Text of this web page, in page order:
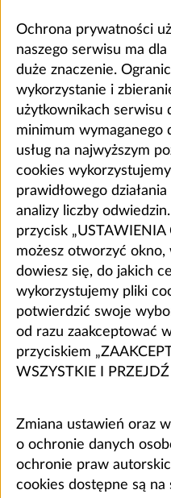
Ochrona prywatności
naszego serwisu ma
duże znaczenie.
wykorzystanie i
użytkownikach serwisu
minimum wymaganego
usług na najwyższym
cookies
prawidłowego
analizy liczby
przycisk „USTAWIENIA
możesz otworzyć okno,
dowiesz się, do jakich
wykorzystujemy pliki
potwierdzić swoje
od razu zaakceptować
przyciskiem
WSZYSTKIE I
Zmiana ustawień oraz
o ochronie danych
ochronie praw
cookies dostępne są na